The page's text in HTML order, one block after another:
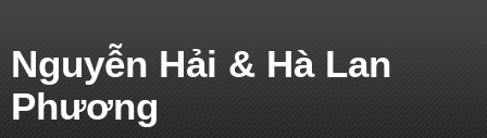
Nguyễn Hải & Hà Lan
Phương